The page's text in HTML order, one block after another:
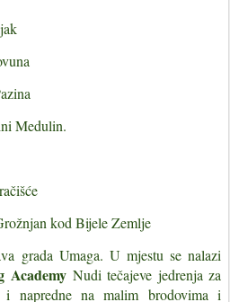
Medulin.
kod Bijele Zemlje
grada Umaga. U mjestu se nalazi
AcademyNudi tečajeve jedrenja za
napredne na malim brodovima i